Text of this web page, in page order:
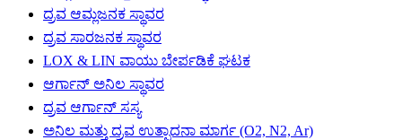
ದ್ರವ ಆಮ್ಲಜನಕ ಸ್ಥಾವರ
ದ್ರವ ಸಾರಜನಕ ಸ್ಥಾವರ
LOX & LIN ವಾಯು ಬೇರ್ಪಡಿಕೆ ಘಟಕ
ಆರ್ಗಾನ್ ಅನಿಲ ಸ್ಥಾವರ
ದ್ರವ ಆರ್ಗಾನ್ ಸಸ್ಯ
ಅನಿಲ ಮತ್ತು ದ್ರವ ಉತ್ಪಾದನಾ ಮಾರ್ಗ (O2, N2, Ar)